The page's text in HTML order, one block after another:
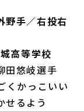
野手／右投右
高等学校
田悠岐選手
くかっこいい
せるよう